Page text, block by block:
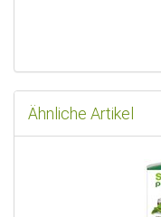
Ähnliche Artikel